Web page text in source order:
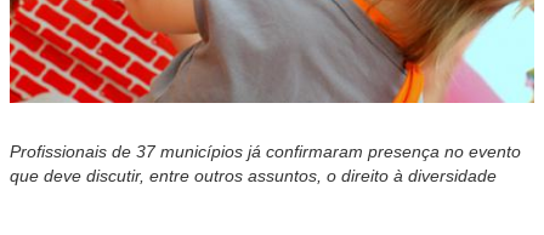
Profissionais de 37 municípios já confirmaram presença no evento
que deve discutir, entre outros assuntos, o direito à diversidade